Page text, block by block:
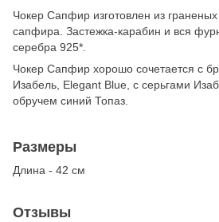
Чокер Сапфир изготовлен из
сапфира. Застежка-карабин и вся
серебра 925*.
Чокер Сапфир хорошо сочетается с
Изабель, Elegant Blue, с серьгами
обручем синий Топаз.
Размеры
Длина - 42 см
Отзывы